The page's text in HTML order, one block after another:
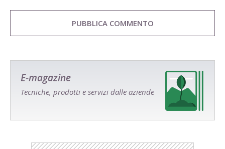
E-magazine
Tecniche, prodotti e servizi dalle aziende